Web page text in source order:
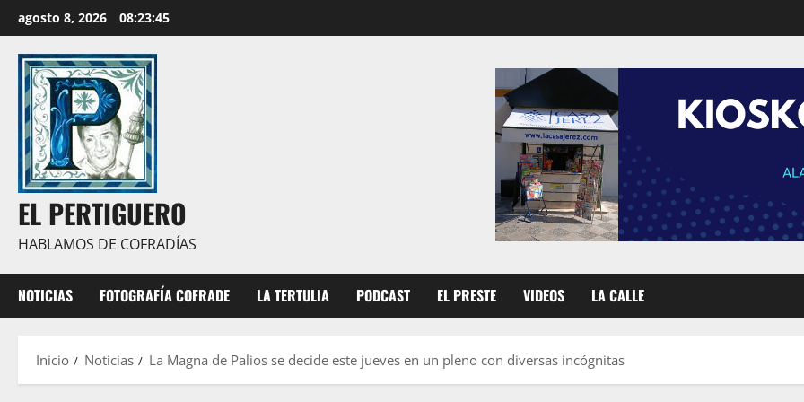
al
contenido
agosto 8, 2026 08:23:47
EL PERTIGUERO
HABLAMOS DE COFRADÍAS
NOTICIAS FOTOGRAFÍA COFRADE LA TERTULIA PODCAST EL PRESTE VIDEOS LA CALLE
Inicio Noticias La Magna de Palios se decide este jueves en un pleno con diversas incógnitas